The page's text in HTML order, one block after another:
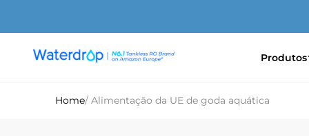
o
Waterdrop
Produtos
Home/ Alimentação da UE de goda aquática